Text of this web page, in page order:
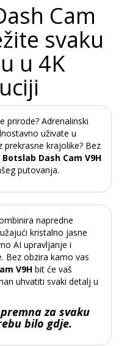
Cam
svaku
u 4K
prirode? Adrenalinski
uživate u
krajolike? Bez
Botslab Dash Cam V9H
putovanja.
napredne
kristalno jasne
AI upravljanje i
Bez obzira kamo vas
V9H bit će vaš
uhvatiti svaki detalj u
za svaku
bilo gdje.